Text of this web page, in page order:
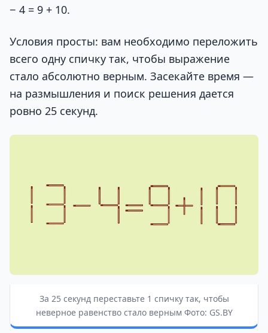
− 4 = 9 + 10.
Условия просты: вам необходимо переложить
всего одну спичку так, чтобы выражение
стало абсолютно верным. Засекайте время —
на размышления и поиск решения дается
ровно 25 секунд.
За 25 секунд переставьте 1 спичку так, чтобы
неверное равенство стало верным Фото: GS.BY